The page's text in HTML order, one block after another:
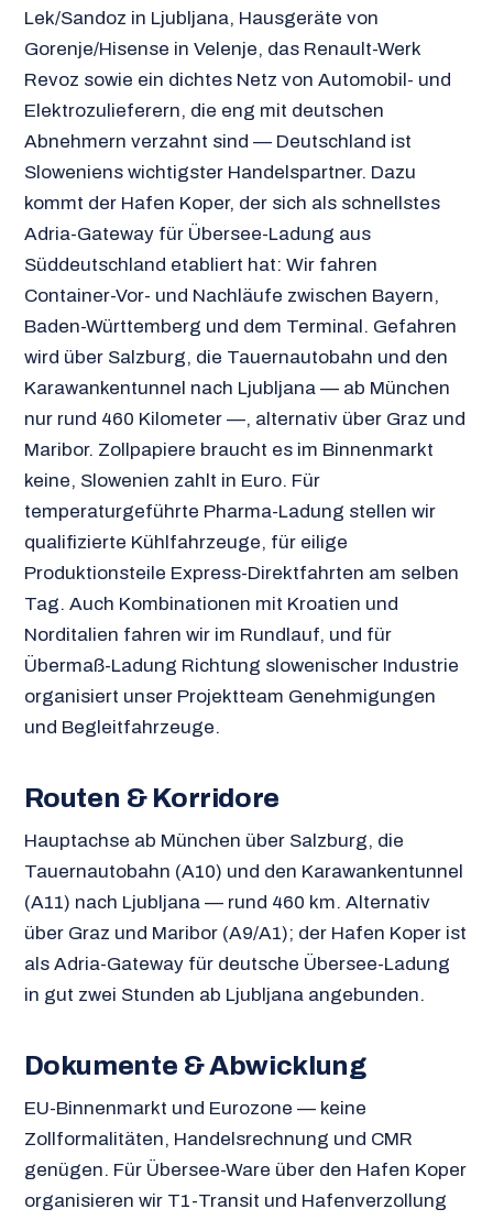
Lek/Sandoz in Ljubljana, Hausgeräte von
Gorenje/Hisense in Velenje, das Renault-Werk
Revoz sowie ein dichtes Netz von Automobil- und
Elektrozulieferern, die eng mit deutschen
Abnehmern verzahnt sind — Deutschland ist
Sloweniens wichtigster Handelspartner. Dazu
kommt der Hafen Koper, der sich als schnellstes
Adria-Gateway für Übersee-Ladung aus
Süddeutschland etabliert hat: Wir fahren
Container-Vor- und Nachläufe zwischen Bayern,
Baden-Württemberg und dem Terminal. Gefahren
wird über Salzburg, die Tauernautobahn und den
Karawankentunnel nach Ljubljana — ab München
nur rund 460 Kilometer —, alternativ über Graz und
Maribor. Zollpapiere braucht es im Binnenmarkt
keine, Slowenien zahlt in Euro. Für
temperaturgeführte Pharma-Ladung stellen wir
qualifizierte Kühlfahrzeuge, für eilige
Produktionsteile Express-Direktfahrten am selben
Tag. Auch Kombinationen mit Kroatien und
Norditalien fahren wir im Rundlauf, und für
Übermaß-Ladung Richtung slowenischer Industrie
organisiert unser Projektteam Genehmigungen
und Begleitfahrzeuge.
Routen & Korridore
Hauptachse ab München über Salzburg, die
Tauernautobahn (A10) und den Karawankentunnel
(A11) nach Ljubljana — rund 460 km. Alternativ
über Graz und Maribor (A9/A1); der Hafen Koper ist
als Adria-Gateway für deutsche Übersee-Ladung
in gut zwei Stunden ab Ljubljana angebunden.
Dokumente & Abwicklung
EU-Binnenmarkt und Eurozone — keine
Zollformalitäten, Handelsrechnung und CMR
genügen. Für Übersee-Ware über den Hafen Koper
organisieren wir T1-Transit und Hafenverzollung